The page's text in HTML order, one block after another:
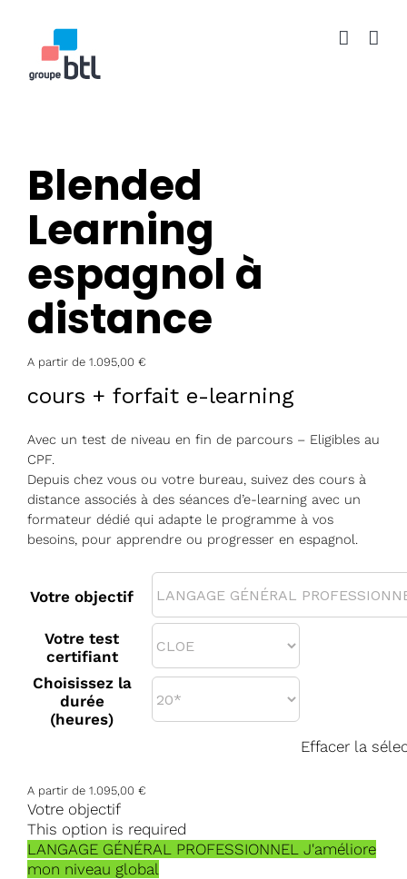
contenu
Blended
Learning
espagnol à
distance
A partir de 1.095,00 €
cours + forfait e-learning
Avec un test de niveau en fin de parcours – Eligibles au
CPF.
Depuis chez vous ou votre bureau, suivez des cours à
distance associés à des séances d’e-learning avec un
formateur dédié qui adapte le programme à vos
besoins, pour apprendre ou progresser en espagnol.
Votre objectif
Votre test
certifiant
Choisissez la
durée
(heures)
Effacer la
A partir de 1.095,00 €
Votre objectif
This option is required
LANGAGE GÉNÉRAL PROFESSIONNEL J'améliore
mon niveau global